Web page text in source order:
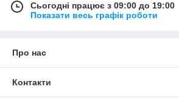
Сьогодні працює з 09:00 до 19:00
Показати весь графік роботи
Про нас
Контакти